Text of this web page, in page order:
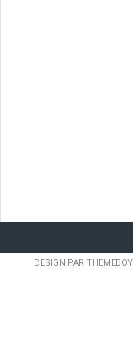
DESIGN PAR THEMEBOY